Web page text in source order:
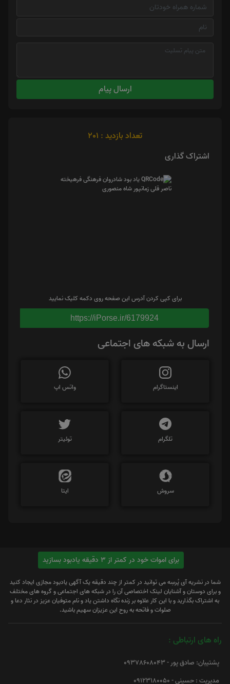
ارسال پیام
تعداد بازدید : 201
اشتراک گذاری
برای کپی کردن آدرس این صفحه روی دکمه کلیک نمایید
https://iPorse.ir/6179924
ارسال به شبکه های اجتماعی
اینستاگرام واتس اپ
تلگرام توئیتر
سروش ایتا
برای اموات خود در کمتر از 3 دقیقه یادبود بسازید
شما در نشریه آی پُرسِه می توانید در کمتر از چند دقیقه یک آگهی یادبود مجازی ایجاد کنید
و برای دوستان و آشنایان لینک اختصاصی آن را در شبکه های اجتماعی و گروه های مختلف
به اشتراک بگذارید و با این کار علاوه بر زنده نگاه داشتن یاد و نام متوفیان عزیز در نثار دعا و
صلوات و فاتحه به روح این عزیزان سهیم باشید.
راه های ارتباطی :
پشتیبان: صادق پور - 09378608043
مدیریت : حسینی - 09123180050